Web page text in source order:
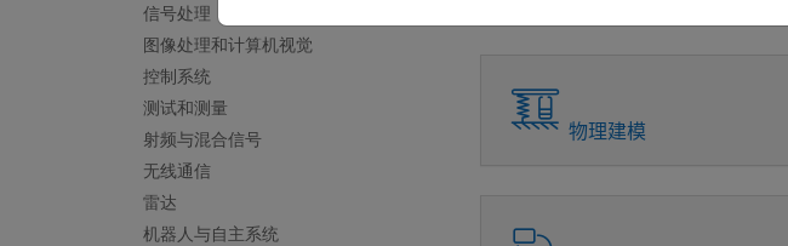
信号处理
图像处理和计算机视觉
控制系统
测试和测量
射频与混合信号
无线通信
雷达
机器人与自主系统
物理建模